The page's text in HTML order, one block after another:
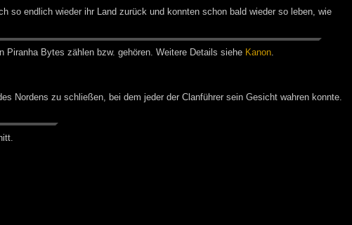
so endlich wieder ihr Land zurück und konnten schon bald wieder so leben, wie
Bytes zäh­len bzw. ge­hö­ren. Wei­te­re De­tails sie­he Ka­non.
Nordens zu schließen, bei dem jeder der Clanführer sein Gesicht wahren konnte.